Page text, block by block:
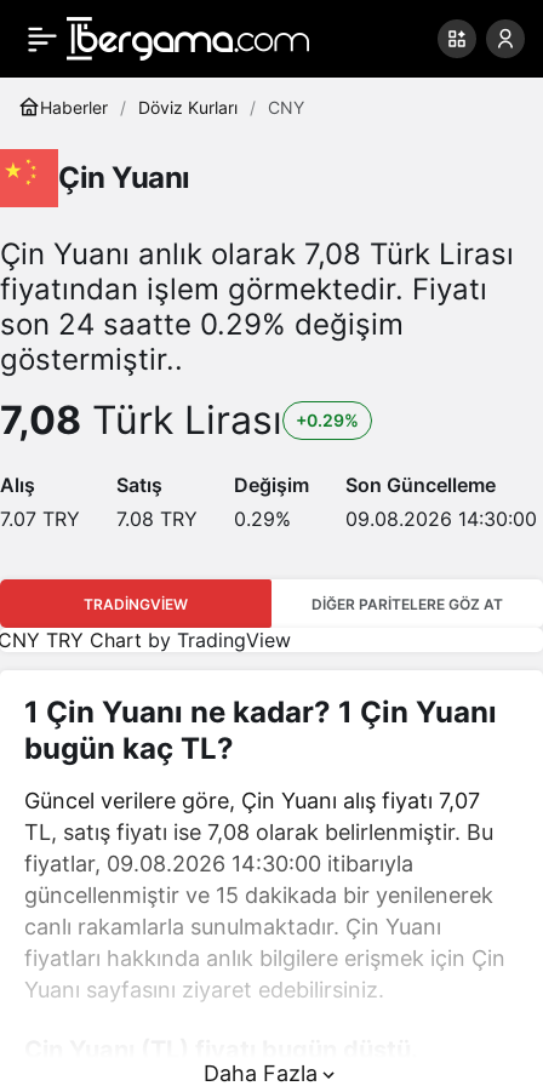
Haberler Döviz Kurları CNY
Çin Yuanı
Çin Yuanı anlık olarak 7,08 Türk Lirası
fiyatından işlem görmektedir. Fiyatı
son 24 saatte 0.29% değişim
göstermiştir..
7,08 Türk Lirası +0.29%
Alış
7.07 TRY
Satış
7.08 TRY
Değişim
0.29%
Son Güncelleme
09.08.2026 14:30:00
TRADINGVIEW DIĞER PARITELERE GÖZ AT
TRY Chart by TradingView
1 Çin Yuanı ne kadar? 1 Çin Yuanı
bugün kaç TL?
Güncel verilere göre, Çin Yuanı alış fiyatı 7,07
TL, satış fiyatı ise 7,08 olarak belirlenmiştir. Bu
fiyatlar, 09.08.2026 14:30:00 itibarıyla
güncellenmiştir ve 15 dakikada bir yenilenerek
canlı rakamlarla sunulmaktadır. Çin Yuanı
fiyatları hakkında anlık bilgilere erişmek için Çin
Yuanı sayfasını ziyaret edebilirsiniz.
Daha Fazla